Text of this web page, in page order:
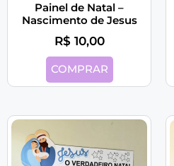
Painel de Natal –
Nascimento de Jesus
R$ 10,00
COMPRAR